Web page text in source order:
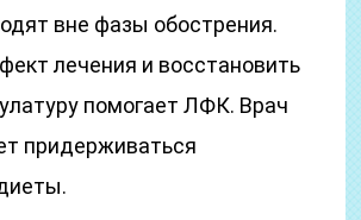
вне фазы обострения.
лечения и восстановить
помогает ЛФК. Врач
придерживаться